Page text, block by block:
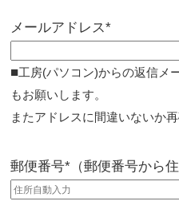
メールアドレス*
■工房(パソコン)からの返信メ
もお願いします。
またアドレスに間違いないか再
郵便番号*（郵便番号から